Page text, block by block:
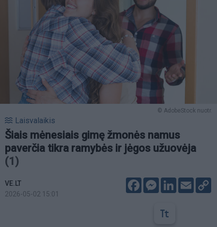
© AdobeStock nuotr.
Laisvalaikis
Šiais mėnesiais gimę žmonės namus
paverčia tikra ramybės ir jėgos užuovėja
(1)
VE.LT
2026-05-02 15:01
FacebookMessenger
LinkedIn
Email